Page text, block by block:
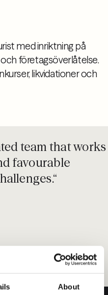
About
med inriktning på
företagsöverlåtelse.
likvidationer och
team that works
favourable